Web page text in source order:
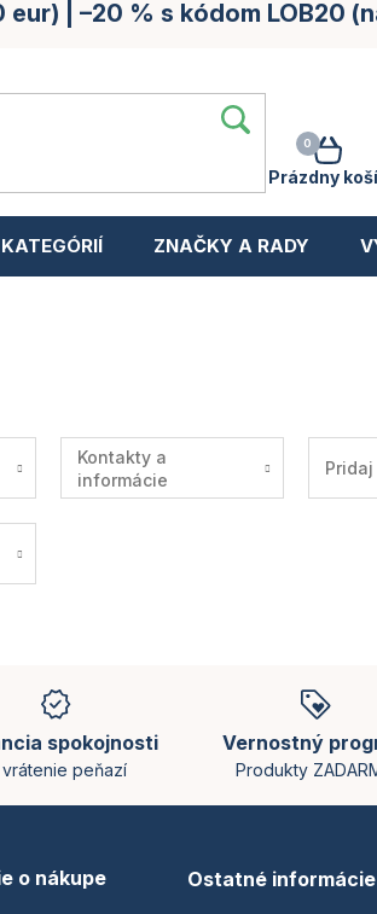
eur) | –20 % s kódom LOB20
Prázdny
ZNAČKY A RADY
Kontakty a
informácie
Pridaj
spokojnosti
vrátenie peňazí
Vernostný
Produkty
o nákupe Ostatné informácie